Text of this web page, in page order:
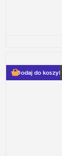
Dodaj do koszyka